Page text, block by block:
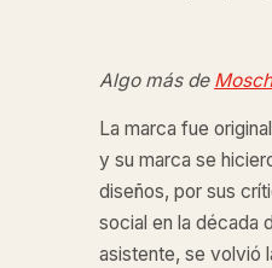
Algo más de
La marca fue
y su marca se
diseños, por sus
social en la década
asistente, se volvió